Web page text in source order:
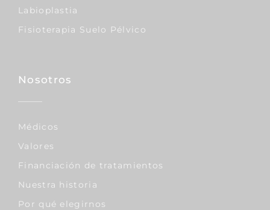
Labioplastia
Fisioterapia Suelo Pélvico
Nosotros
Médicos
Valores
Financiación de tratamientos
Nuestra historia
Por qué elegirnos